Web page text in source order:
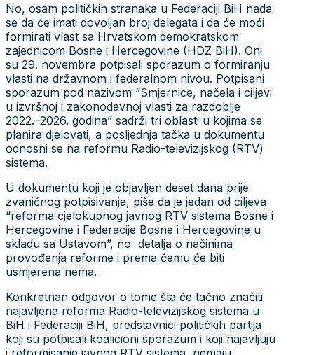
No, osam političkih stranaka u Federaciji BiH nada
se da će imati dovoljan broj delegata i da će moći
formirati vlast sa Hrvatskom demokratskom
zajednicom Bosne i Hercegovine (HDZ BiH). Oni
su 29. novembra potpisali sporazum o formiranju
vlasti na državnom i federalnom nivou. Potpisani
sporazum pod nazivom “Smjernice, načela i ciljevi
u izvršnoj i zakonodavnoj vlasti za razdoblje
2022.–2026. godina” sadrži tri oblasti u kojima se
planira djelovati, a posljednja tačka u dokumentu
odnosni se na reformu Radio-televizijskog (RTV)
sistema.
U dokumentu koji je objavljen deset dana prije
zvaničnog potpisivanja, piše da je jedan od ciljeva
“reforma cjelokupnog javnog RTV sistema Bosne i
Hercegovine i Federacije Bosne i Hercegovine u
skladu sa Ustavom”, no detalja o načinima
provođenja reforme i prema čemu će biti
usmjerena nema.
Konkretnan odgovor o tome šta će tačno značiti
najavljena reforma Radio-televizijskog sistema u
BiH i Federaciji BiH, predstavnici političkih partija
koji su potpisali koalicioni sporazum i koji najavljuju